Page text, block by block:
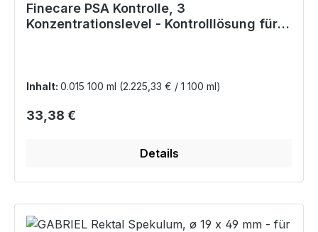
Finecare PSA Kontrolle, 3
Konzentrationslevel - Kontrolllösung für
Inhalt: 0.015 100 ml (2.225,33 € / 1 100 ml)
Regulärer Preis:
33,38 €
Details